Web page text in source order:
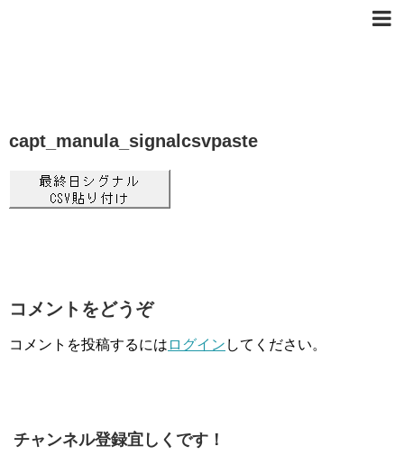
capt_manula_signalcsvpaste
コメントをどうぞ
コメントを投稿するには ログイン してください。
チャンネル登録宜しくです！